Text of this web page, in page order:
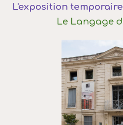
L'exposition
Le Langage